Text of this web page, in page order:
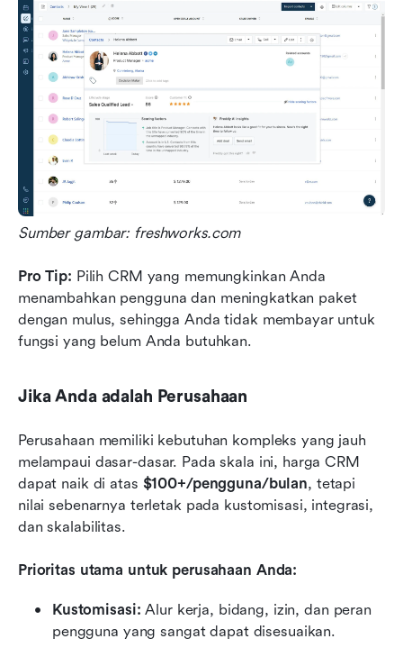
Sumber gambar: freshworks.com
Pro Tip: Pilih CRM yang memungkinkan Anda
menambahkan pengguna dan meningkatkan paket
dengan mulus, sehingga Anda tidak membayar untuk
fungsi yang belum Anda butuhkan.
Jika Anda adalah Perusahaan
Perusahaan memiliki kebutuhan kompleks yang jauh
melampaui dasar-dasar. Pada skala ini, harga CRM
dapat naik di atas $100+/pengguna/bulan, tetapi
nilai sebenarnya terletak pada kustomisasi, integrasi,
dan skalabilitas.
Prioritas utama untuk perusahaan Anda:
Kustomisasi: Alur kerja, bidang, izin, dan peran
pengguna yang sangat dapat disesuaikan.